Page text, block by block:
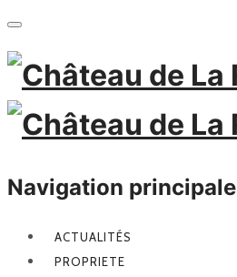
Navigation principale
ACTUALITÉS
PROPRIETE